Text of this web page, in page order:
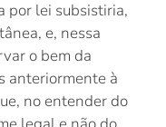
por lei subsistiria,
e, nessa
o bem da
anteriormente à
no entender do